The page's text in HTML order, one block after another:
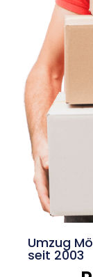
Umzug
seit 2003